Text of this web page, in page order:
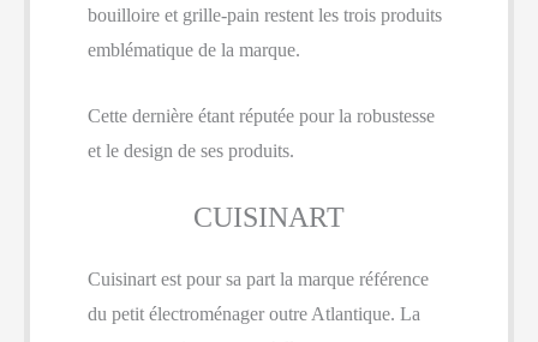
bouilloire et grille-pain restent les trois produits
emblématique de la marque.
Cette dernière étant réputée pour la robustesse
et le design de ses produits.
CUISINART
Cuisinart est pour sa part la marque référence
du petit électroménager outre Atlantique. La